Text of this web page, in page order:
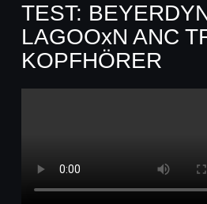
TEST:
LAGOOxN ANC
KOPFHÖRER